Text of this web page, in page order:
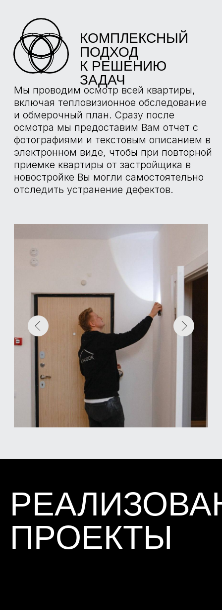
ТЕСТЕР
НАПРЯЖЕНИЯ
TESTO 750-2
Определение наличия напряжения,
заземления в розетках и в щите
механизации. Проверка срабатывания
УЗО. Проверка остаточного напряжения.
АНЕМОМЕТР
Используется для определения
и параметров тяги вентиляции.
ТЕПЛОВИЗОР
TESTO 865
Определение участков промерзания
монтажных швов оконных и
ограждающих конструкций, участков
инфильтрации воздуха.
Определение отклонения от вертикали и
горизонтали уровня стен, пола, дверных